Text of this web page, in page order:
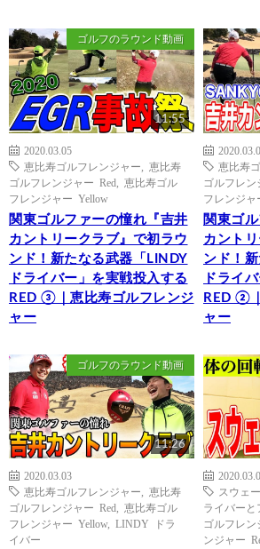
ゴルフのラウンド動画
11:55
2020.03.05
恵比寿ゴルフレンジャー
恵比寿
ゴルフレンジャー Red
恵比寿ゴル
フレンジャー Yellow
関東ゴルファーの憧れ『吉井
カントリークラブ』で初ラウ
ンド！新たなる武器「LINDY
ドライバー」を実戦投入する
RED ③｜恵比寿ゴルフレンジ
ャー
恵比寿
ゴルフレン
フレンジャ
関東ゴ
カント
ンド！
ドライ
RED ②
ャー
ゴルフのラウンド動画
11:26
2020.03.03
恵比寿ゴルフレンジャー
恵比寿
ゴルフレンジャー Red
恵比寿ゴル
フレンジャー Yellow, LINDY ドラ
イバー
スウェー
ライバーと
ゴルフレン
ンジャー